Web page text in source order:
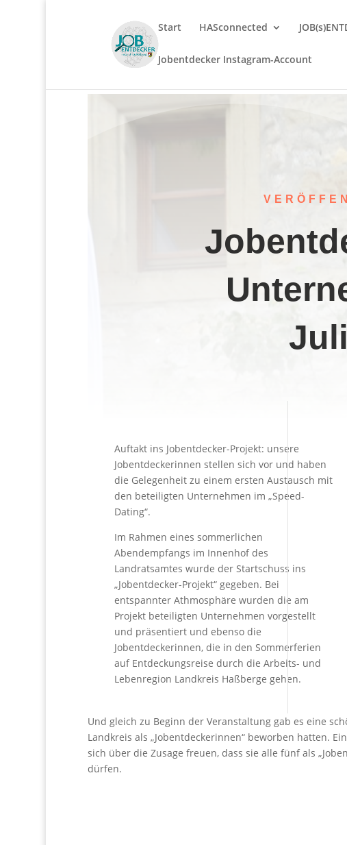
Start HASconnected
Jobentdecker Instagram-Account
Auftakt ins Jobentdecker-Projekt: unsere
Jobentdeckerinnen stellen sich vor und haben
die Gelegenheit zu einem ersten Austausch mit
den beteiligten Unternehmen im „Speed-
Dating“.
Im Rahmen eines sommerlichen
Abendempfangs im Innenhof des
Landratsamtes wurde der Startschuss ins
„Jobentdecker-Projekt“ gegeben. Bei
entspannter Athmosphäre wurden die am
Projekt beteiligten Unternehmen vorgestellt
und präsentiert und ebenso die
Jobentdeckerinnen, die in den Sommerferien
auf Entdeckungsreise durch die Arbeits- und
Lebenregion Landkreis Haßberge gehen.
Und gleich zu Beginn der Veranstaltung gab es eine
Landkreis als „Jobentdeckerinnen“ beworben hatten.
sich über die Zusage freuen, dass sie alle fünf als
dürfen.